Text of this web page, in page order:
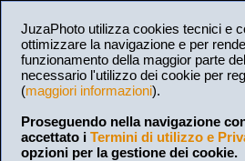
JuzaPhoto utilizza cookies tecnici e
ottimizzare la navigazione e per
funzionamento della maggior parte
necessario l'utilizzo dei cookie per
(maggiori informazioni).
Proseguendo nella navigazione
accettato i Termini di utilizzo e
opzioni per la gestione dei cookie.